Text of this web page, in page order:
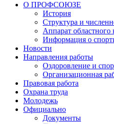
О ПРОФСОЮЗЕ
История
Структура и
Аппарат областного
Информация о
Новости
Направления работы
Оздоровление и
Организационная
Правовая работа
Охрана труда
Молодежь
Официально
Документы